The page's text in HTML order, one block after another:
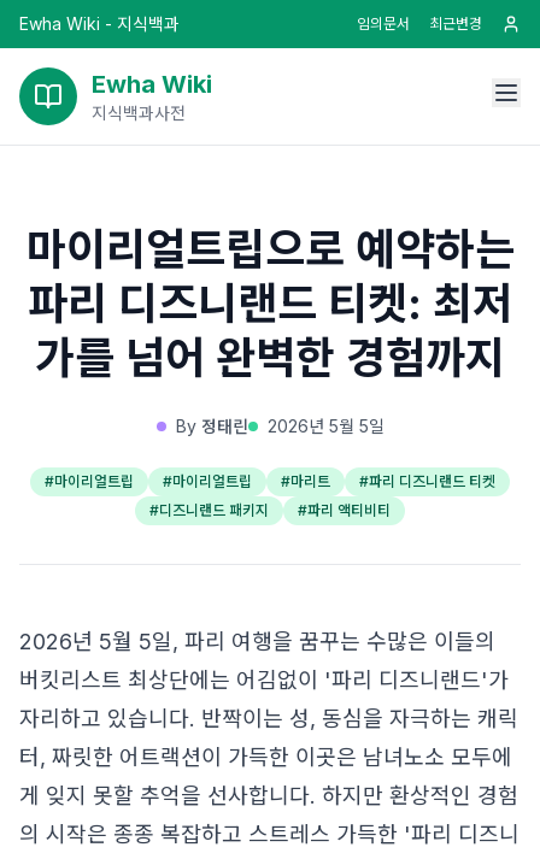
Ewha Wiki - 지식백과 임의문서 최근변경
Ewha Wiki
지식백과사전
마이리얼트립으로 예약하는
파리 디즈니랜드 티켓: 최저
가를 넘어 완벽한 경험까지
By 정태린 2026년 5월 5일
#마이리얼트립 #마이리얼트립 #마리트 #파리 디즈니랜드 티켓
#디즈니랜드 패키지 #파리 액티비티
2026년 5월 5일, 파리 여행을 꿈꾸는 수많은 이들의
버킷리스트 최상단에는 어김없이 '파리 디즈니랜드'가
자리하고 있습니다. 반짝이는 성, 동심을 자극하는 캐릭
터, 짜릿한 어트랙션이 가득한 이곳은 남녀노소 모두에
게 잊지 못할 추억을 선사합니다. 하지만 환상적인 경험
의 시작은 종종 복잡하고 스트레스 가득한 '파리 디즈니